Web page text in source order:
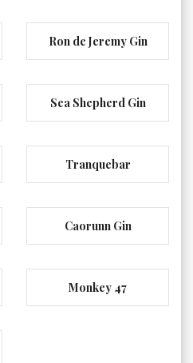
Ron de Jeremy Gin
Sea Shepherd Gin
Tranquebar
Caorunn Gin
Monkey 47